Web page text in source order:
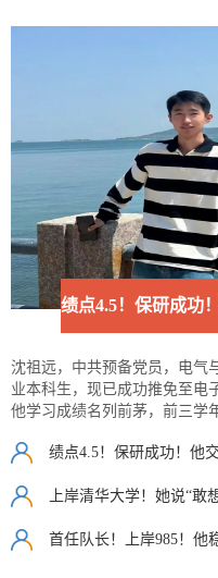
沈祖远，中共预备党员，电气
业本科生，现已成功推免至电
他学习成绩名列前茅，前三学
多项荣誉称号。他课余积极投
型，采用EKF-LSTM融合算法
方面，他荣获第十一届“大唐
绩点4.5！保研成功！他
上岸清华大学！她说“敢
首任队长！上岸985！他